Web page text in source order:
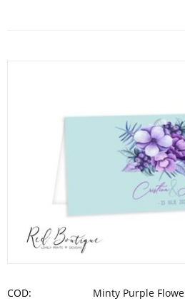
COD: Minty Purple